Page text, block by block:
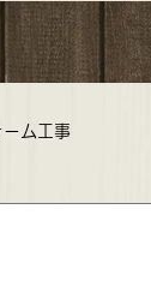
ム工事
雛物語 ひな祭り